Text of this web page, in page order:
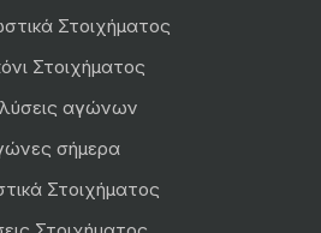
Στοιχήματος
Στοιχήματος
αγώνων
σήμερα
Στοιχήματος